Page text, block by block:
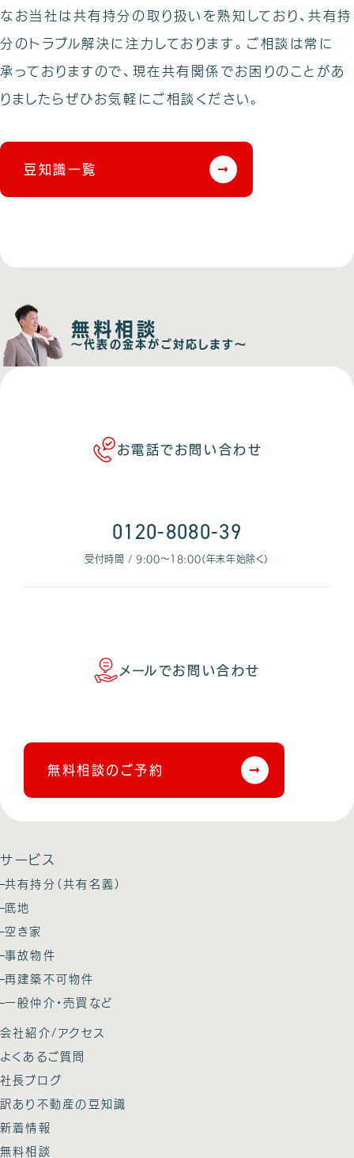
なお当社は共有持分の取り扱いを熟知しており、共有持
分のトラブル解決に注力しております。ご相談は常に
承っておりますので、現在共有関係でお困りのことがあ
りましたらぜひお気軽にご相談ください。
豆知識一覧
無料相談
〜代表の金本がご対応します〜
お電話でお問い合わせ
0120-8080-39
受付時間 / 9:00〜18:00（年末年始除く）
メールでお問い合わせ
無料相談のご予約
サービス
共有持分（共有名義）
底地
空き家
事故物件
再建築不可物件
一般仲介・売買など
会社紹介/アクセス
よくあるご質問
社長ブログ
訳あり不動産の豆知識
新着情報
無料相談